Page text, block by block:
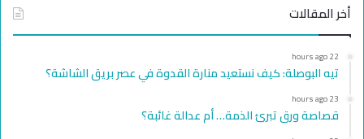
أخر المقالات
22 hours ago
تيه البوصلة: كيف نستعيد منارة القدوة في عصر بريق الشاشة؟
23 hours ago
قصاصة ورق تبرئ الذمة… أم عدالة غائبة؟